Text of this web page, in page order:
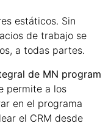
estáticos. Sin
de trabajo se
a todas partes.
de MN program
permite a los
en el programa
el CRM desde